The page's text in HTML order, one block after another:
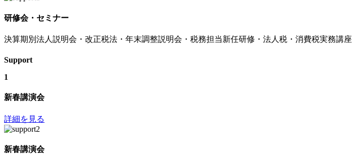
研修会・セミナー
決算期別法人説明会・改正税法・年末調整説明会・税務担当新任研修・法人税・消費税実務講座
Support
1
新春講演会
詳細を見る
新春講演会